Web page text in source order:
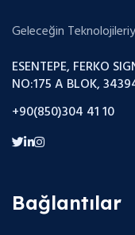
Geleceğin
ESENTEPE, FERKO
NO:175 A BLOK,
+90(850)304 41 10
Bağlantılar